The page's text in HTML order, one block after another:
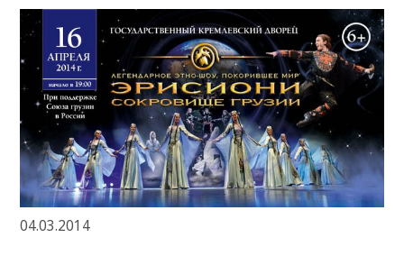
04.03.2014